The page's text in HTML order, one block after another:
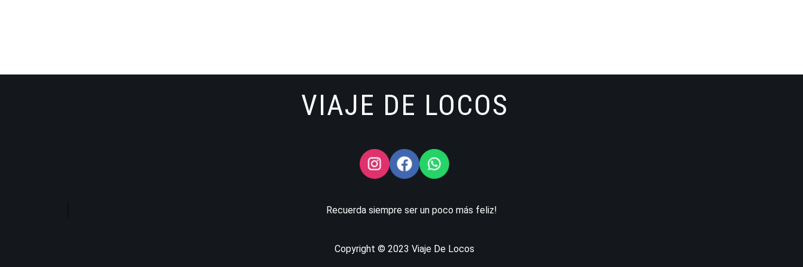
VIAJE DE LOCOS
Recuerda siempre ser un poco más feliz!
Copyright © 2023 Viaje De Locos